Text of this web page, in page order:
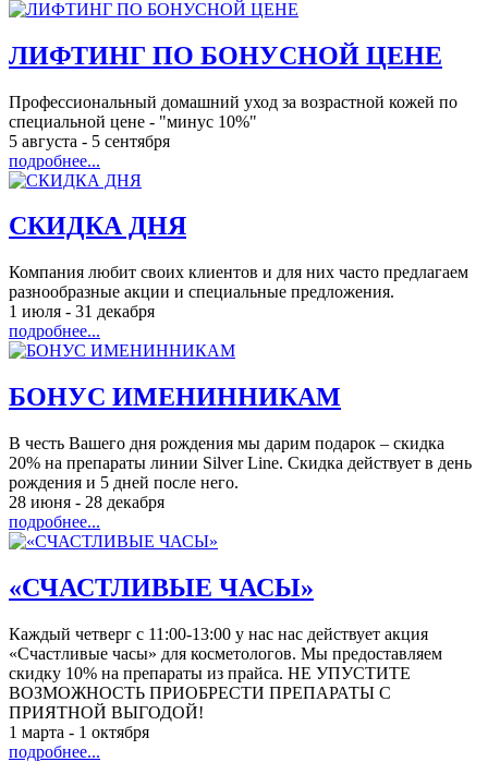
ЛИФТИНГ ПО БОНУСНОЙ ЦЕНЕ
Профессиональный домашний уход за возрастной кожей по
специальной цене - "минус 10%"
5 августа - 5 сентября
подробнее...
СКИДКА ДНЯ
Компания любит своих клиентов и для них часто предлагаем
разнообразные акции и специальные предложения.
1 июля - 31 декабря
подробнее...
БОНУС ИМЕНИННИКАМ
В честь Вашего дня рождения мы дарим подарок – скидка
20% на препараты линии Silver Line. Скидка действует в день
рождения и 5 дней после него.
28 июня - 28 декабря
подробнее...
«СЧАСТЛИВЫЕ ЧАСЫ»
Каждый четверг с 11:00-13:00 у нас нас действует акция
«Счастливые часы» для косметологов. Мы предоставляем
скидку 10% на препараты из прайса. НЕ УПУСТИТЕ
ВОЗМОЖНОСТЬ ПРИОБРЕСТИ ПРЕПАРАТЫ С
ПРИЯТНОЙ ВЫГОДОЙ!
1 марта - 1 октября
подробнее...